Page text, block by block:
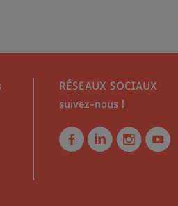
RÉSEAUX SOCIAUX
suivez-nous !